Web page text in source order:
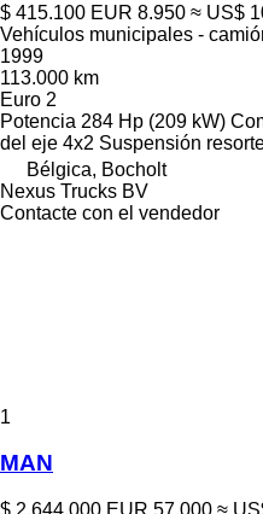
$ 415.100 EUR 8.950 ≈ US$
Vehículos municipales -
1999
113.000 km
Euro 2
Potencia 284 Hp (209 kW)
del eje 4x2 Suspensión
Bélgica, Bocholt
Nexus Trucks BV
Contacte con el vendedor
1
MAN
$ 2.644.000 EUR 57.000 ≈